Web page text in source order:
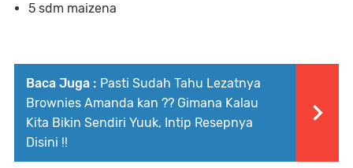
5 sdm maizena
Baca Juga : Pasti Sudah Tahu Lezatnya
Brownies Amanda kan ?? Gimana Kalau
Kita Bikin Sendiri Yuuk, Intip Resepnya
Disini !!